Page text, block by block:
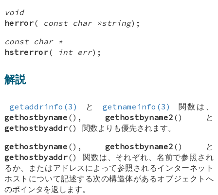
void
herror( const char *string);
const char *
hstrerror( int err);
解説
getaddrinfo(3) と getnameinfo(3)
関数は、
gethostbyname (), gethostbyname2 () と
gethostbyaddr() 関数よりも優先されます。
gethostbyname (), gethostbyname2 () と
gethostbyaddr() 関数は、それぞれ、名前で参照され
るか、またはアドレスによって参照されるインターネット
ホストについて記述する次の構造体があるオブジェクトへ
のポインタを返します。